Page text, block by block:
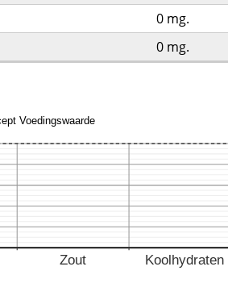
0 mg.
0 mg.